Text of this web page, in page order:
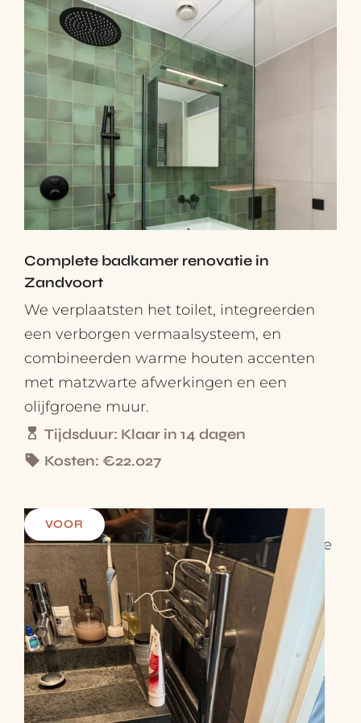
Complete badkamer renovatie in
Zandvoort
We verplaatsten het toilet, integreerden
een verborgen vermaalsysteem, en
combineerden warme houten accenten
met matzwarte afwerkingen en een
olijfgroene muur.
Tijdsduur: Klaar in 14 dagen
Kosten: €22.027
VOOR
Sfeerverlichting, handgemaakte tegels,
hoogwaardige Hansgrohe-kranen, nieuwe
ventilatie